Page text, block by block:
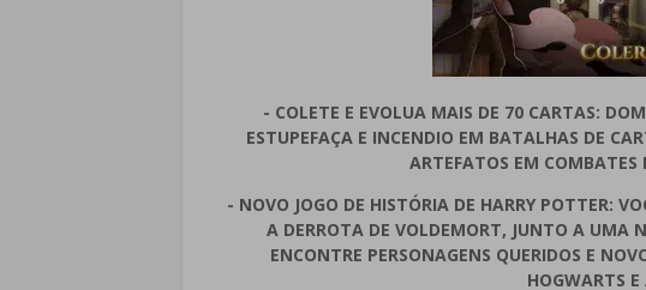
- COLETE E EVOLUA MAIS DE 70 CARTAS:
ESTUPEFAÇA E INCENDIO EM BATALHAS DE
ARTEFATOS EM COMBATES
- NOVO JOGO DE HISTÓRIA DE HARRY POTTER:
A DERROTA DE VOLDEMORT, JUNTO A UMA
ENCONTRE PERSONAGENS QUERIDOS E
HOGWARTS E